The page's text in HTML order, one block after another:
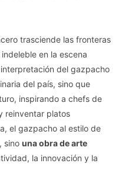
trasciende las fronteras
en la escena
del gazpacho
del país, sino que
inspirando a chefs de
reinventar platos
el gazpacho al estilo de
sino una obra de arte
la innovación y la